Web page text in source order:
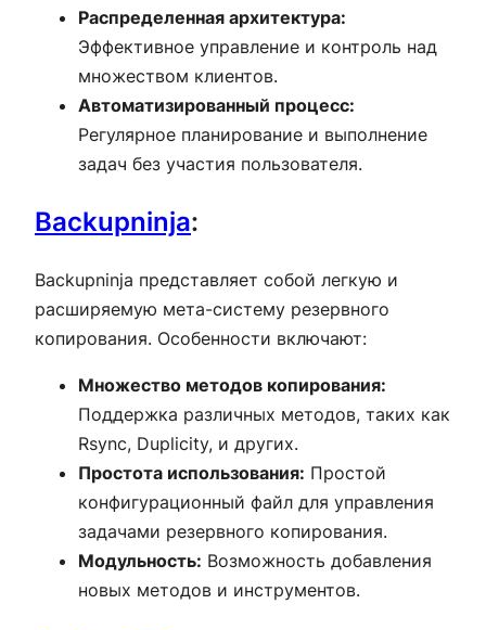
Распределенная архитектура:
Эффективное управление и контроль над
множеством клиентов.
Автоматизированный процесс:
Регулярное планирование и выполнение
задач без участия пользователя.
Backupninja:
Backupninja представляет собой легкую и
расширяемую мета-систему резервного
копирования. Особенности включают:
Множество методов копирования:
Поддержка различных методов, таких как
Rsync, Duplicity, и других.
Простота использования: Простой
конфигурационный файл для управления
задачами резервного копирования.
Модульность: Возможность добавления
новых методов и инструментов.